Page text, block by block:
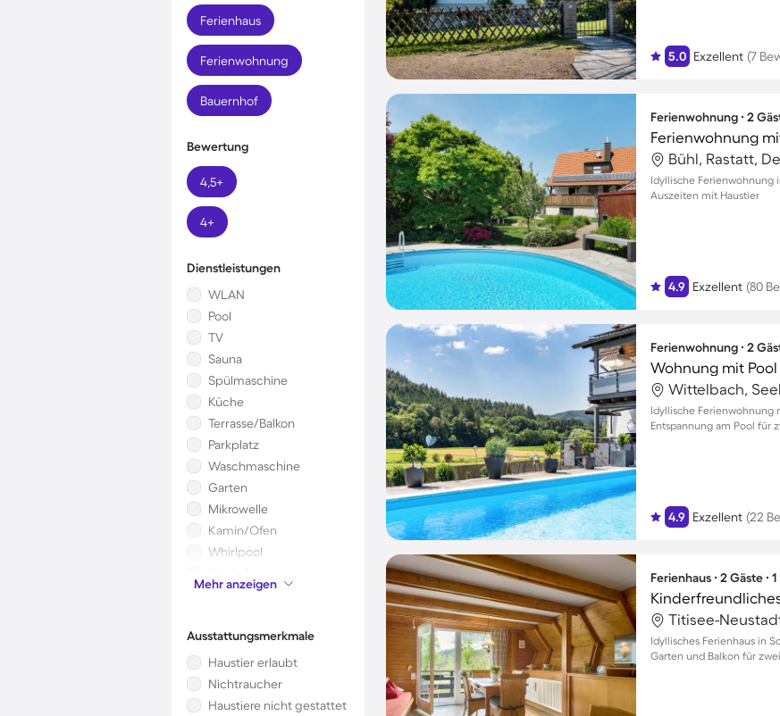
Ferienhaus
Ferienwohnung
Bauernhof
Bewertung
4,5+
4+
Dienstleistungen
WLAN
Pool
TV
Sauna
Spülmaschine
Küche
Terrasse/Balkon
Parkplatz
Waschmaschine
Garten
Mikrowelle
Kamin/Ofen
Whirlpool
Kinderbett
Klimaanlage
Mehr anzeigen
Ausstattungsmerkmale
Haustier erlaubt
Nichtraucher
Haustiere nicht gestattet
5.0 Exzellent (7
Ferienwohnung ∙ 2
Bühl, Rastatt,
Idyllische Ferienwohnung
Auszeiten mit Haustier
4.9 Exzellent (80
Ferienwohnung ∙ 2
Wohnung mit
Wittelbach,
Idyllische Ferienwohnung
Entspannung am Pool für
4.9 Exzellent (22
Ferienhaus ∙ 2 Gäste ∙
Idyllisches Ferienhaus in
Garten und Balkon für